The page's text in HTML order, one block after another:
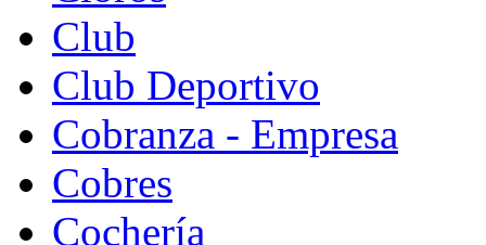
Club
Club Deportivo
Cobranza - Empresa
Cobres
Cochería